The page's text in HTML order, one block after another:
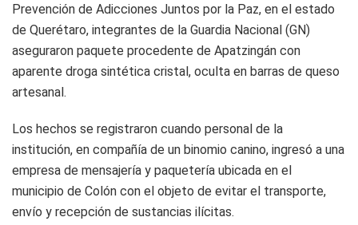
Prevención de Adicciones Juntos por la Paz, en el estado
de Querétaro, integrantes de la Guardia Nacional (GN)
aseguraron paquete procedente de Apatzingán con
aparente droga sintética cristal, oculta en barras de queso
artesanal.
Los hechos se registraron cuando personal de la
institución, en compañía de un binomio canino, ingresó a una
empresa de mensajería y paquetería ubicada en el
municipio de Colón con el objeto de evitar el transporte,
envío y recepción de sustancias ilícitas.